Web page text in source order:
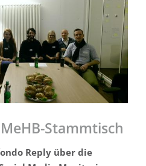
Stammtisch
Reply über die